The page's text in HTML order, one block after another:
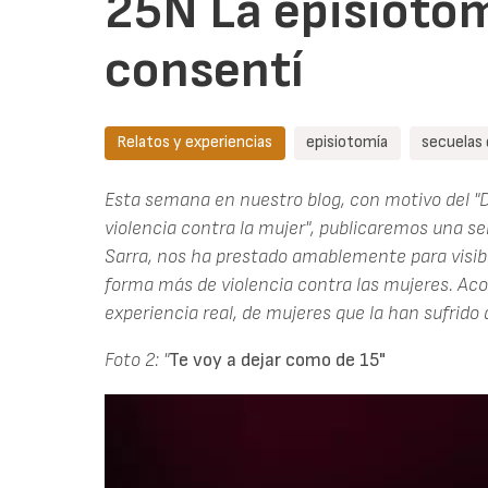
consentí
Relatos y experiencias episiotomía secuelas
Esta semana en nuestro blog, con motivo del
violencia contra la mujer", publicaremos una
Sarra, nos ha prestado amablemente para
forma más de violencia contra las mujeres.
experiencia real, de mujeres que la han
Foto 2: "Te voy a dejar como de 15"